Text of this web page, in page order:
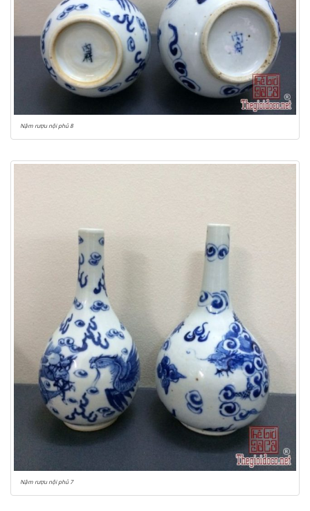
Nậm rượu nội phủ 8
Nậm rượu nội phủ 7